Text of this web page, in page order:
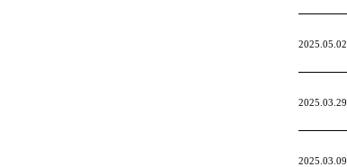
2025.05.02
2025.03.29
2025.03.09